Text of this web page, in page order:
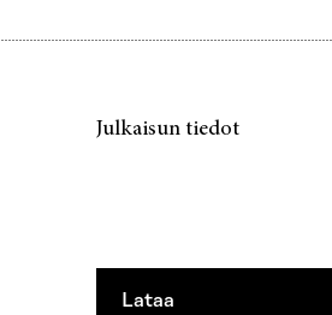
Julkaisun tiedot
Lataa